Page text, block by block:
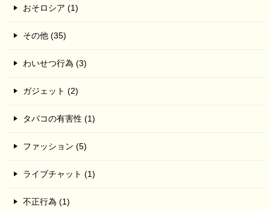
おそロシア (1)
その他 (35)
わいせつ行為 (3)
ガジェット (2)
タバコの有害性 (1)
ファッション (5)
ライブチャット (1)
不正行為 (1)